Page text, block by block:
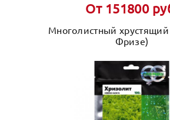
От 151800
Многолистный хрустящий
Фризе)